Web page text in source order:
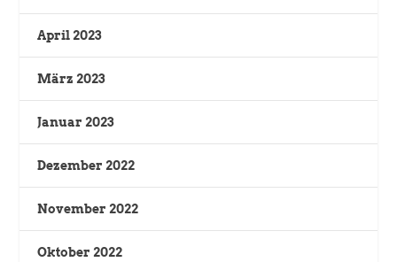
April 2023
März 2023
Januar 2023
Dezember 2022
November 2022
Oktober 2022